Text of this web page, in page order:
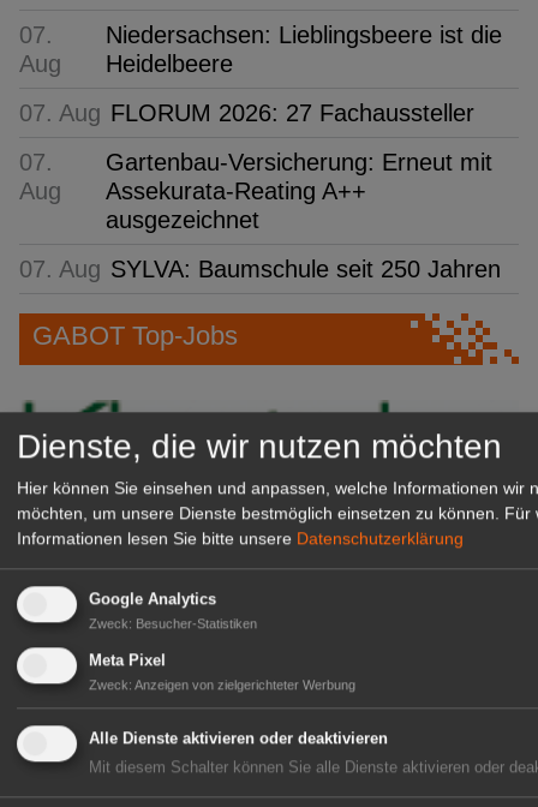
07.
Aug
Niedersachsen: Lieblingsbeere ist die
Heidelbeere
07. Aug FLORUM 2026: 27 Fachaussteller
07.
Aug
Gartenbau-Versicherung: Erneut mit
Assekurata-Reating A++
ausgezeichnet
07. Aug SYLVA: Baumschule seit 250 Jahren
GABOT Top-Jobs
Kientzler Jungpflanzen GmbH
& Co KG
Gärtner im Zierpflanzenbau
(Geselle/Meister/Techniker)
(m/w/d)
Gensingen
Dienste, die wir nutzen möchten
Hier können Sie einsehen und anpassen, welche Informationen wir
möchten, um unsere Dienste bestmöglich einsetzen zu können.
Für
Informationen lesen Sie bitte unsere Datenschutzerklärung
Google Analytics
Zweck: Besucher-Statistiken
Meta Pixel
Zweck: Anzeigen von zielgerichteter Werbung
Alle Dienste aktivieren oder deaktivieren
Mit diesem Schalter können Sie alle Dienste aktivieren oder